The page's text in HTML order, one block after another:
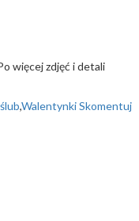
więcej zdjęć i detali
ślub,WalentynkiSkomentuj